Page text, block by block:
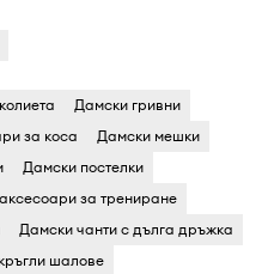
Дамски гривни
за коса
Дамски мешки
Дамски постелки
за трениране
Дамски чанти с дълга дръжка
шалове